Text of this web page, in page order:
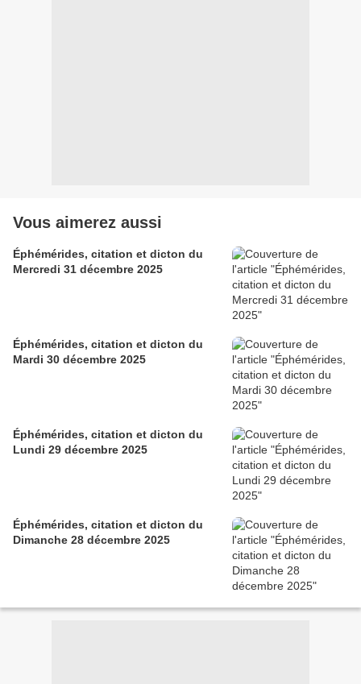
Vous aimerez aussi
Éphémérides, citation et dicton du
Mercredi 31 décembre 2025
Éphémérides, citation et dicton du
Mardi 30 décembre 2025
Éphémérides, citation et dicton du
Lundi 29 décembre 2025
Éphémérides, citation et dicton du
Dimanche 28 décembre 2025